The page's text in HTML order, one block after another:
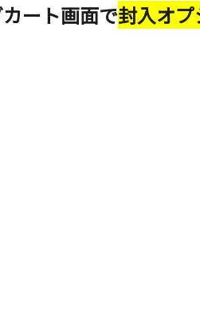
ート画面で封入オ